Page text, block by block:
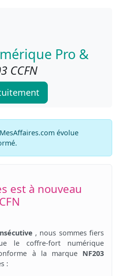
Pro &
CCFN
évolue
est à nouveau
, nous sommes fiers
le coffre-fort numérique
à la marque NF203
: